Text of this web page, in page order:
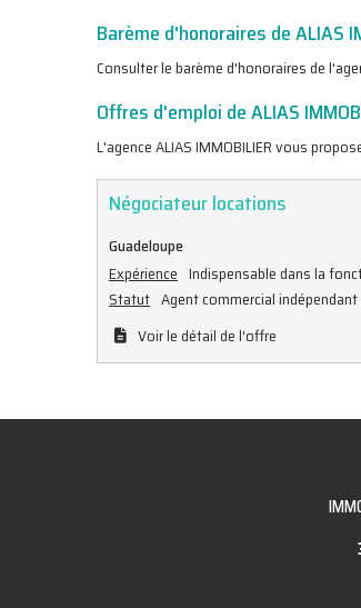
Barème d'honoraires de ALIAS
Consulter le barème d'honoraires de
Offres d'emploi de ALIAS
L'agence ALIAS IMMOBILIER vous
Négociateur locations
Guadeloupe
Expérience Indispensable dans la
Statut Agent commercial indépendant
Voir le détail de l'offre